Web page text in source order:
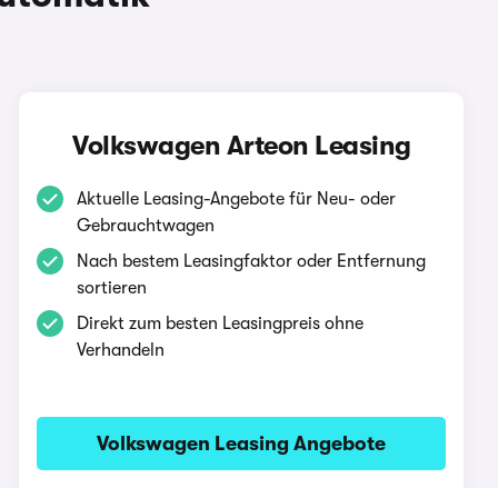
Volkswagen Arteon Leasing
Aktuelle Leasing-Angebote für Neu- oder
Gebrauchtwagen
Nach bestem Leasingfaktor oder Entfernung
sortieren
Direkt zum besten Leasingpreis ohne
Verhandeln
Volkswagen Leasing Angebote